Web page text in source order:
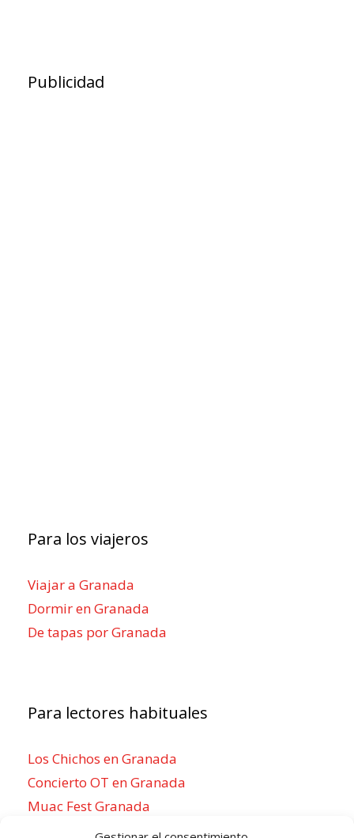
Publicidad
Para los viajeros
Viajar a Granada
Dormir en Granada
De tapas por Granada
Para lectores habituales
Los Chichos en Granada
Concierto OT en Granada
Muac Fest Granada
Concierto de Saiko en Granada